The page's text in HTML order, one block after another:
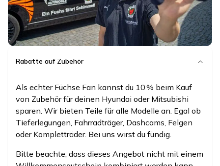
Rabatte auf Zubehör
Als echter Füchse Fan kannst du 10 % beim Kauf
von Zubehör für deinen Hyundai oder Mitsubishi
sparen. Wir bieten Teile für alle Modelle an. Egal ob
Tieferlegungen, Fahrradträger, Dashcams, Felgen
oder Kompletträder. Bei uns wirst du fündig.
Bitte beachte, dass dieses Angebot nicht mit einem